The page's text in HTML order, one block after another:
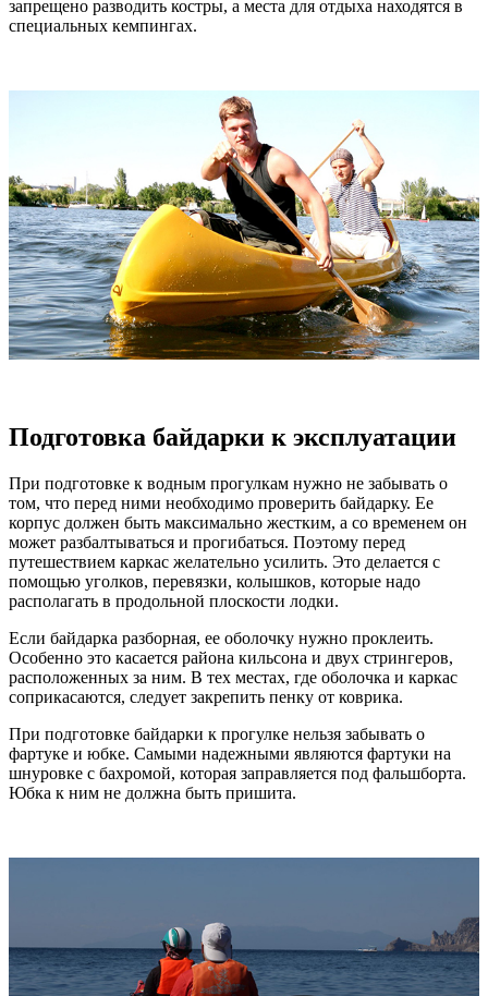
запрещено разводить костры, а места для отдыха находятся в
специальных кемпингах.
Подготовка байдарки к эксплуатации
При подготовке к водным прогулкам нужно не забывать о
том, что перед ними необходимо проверить байдарку. Ее
корпус должен быть максимально жестким, а со временем он
может разбалтываться и прогибаться. Поэтому перед
путешествием каркас желательно усилить. Это делается с
помощью уголков, перевязки, колышков, которые надо
располагать в продольной плоскости лодки.
Если байдарка разборная, ее оболочку нужно проклеить.
Особенно это касается района кильсона и двух стрингеров,
расположенных за ним. В тех местах, где оболочка и каркас
соприкасаются, следует закрепить пенку от коврика.
При подготовке байдарки к прогулке нельзя забывать о
фартуке и юбке. Самыми надежными являются фартуки на
шнуровке с бахромой, которая заправляется под фальшборта.
Юбка к ним не должна быть пришита.